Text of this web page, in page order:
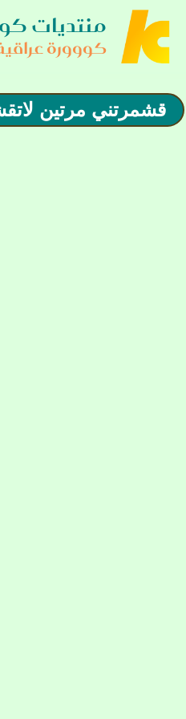
منتديات
كووورة
قشمرتني مرتين